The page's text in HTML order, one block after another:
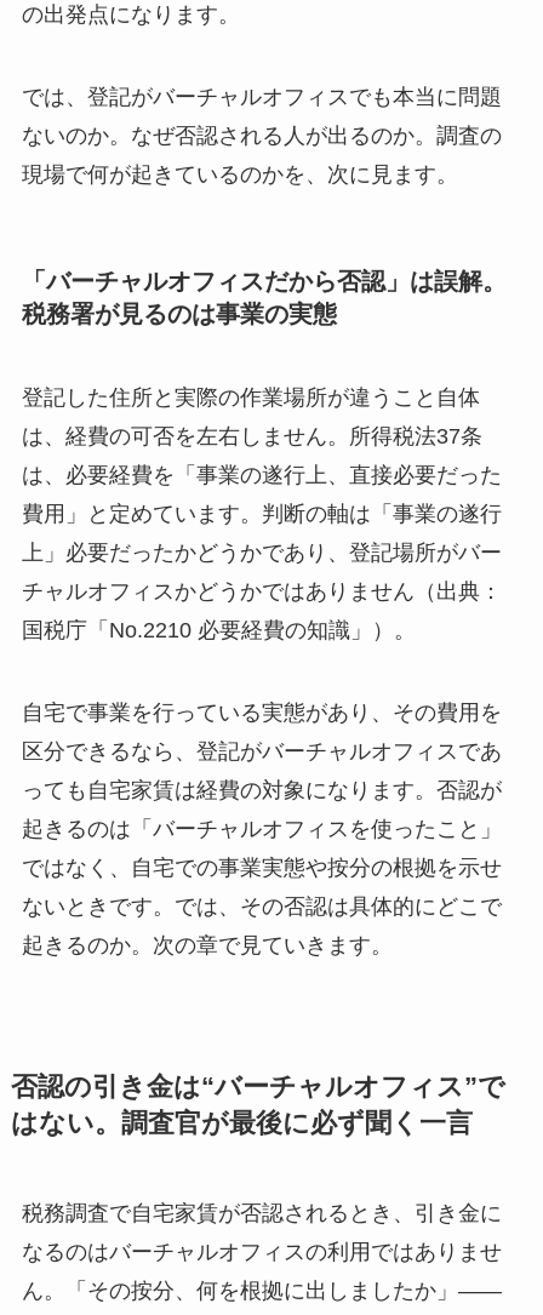
の出発点になります。
では、登記がバーチャルオフィスでも本当に問題
ないのか。なぜ否認される人が出るのか。調査の
現場で何が起きているのかを、次に見ます。
「バーチャルオフィスだから否認」は誤解。
税務署が見るのは事業の実態
登記した住所と実際の作業場所が違うこと自体
は、経費の可否を左右しません。所得税法37条
は、必要経費を「事業の遂行上、直接必要だった
費用」と定めています。判断の軸は「事業の遂行
上」必要だったかどうかであり、登記場所がバー
チャルオフィスかどうかではありません（出典：
国税庁「No.2210 必要経費の知識」）。
自宅で事業を行っている実態があり、その費用を
区分できるなら、登記がバーチャルオフィスであ
っても自宅家賃は経費の対象になります。否認が
起きるのは「バーチャルオフィスを使ったこと」
ではなく、自宅での事業実態や按分の根拠を示せ
ないときです。では、その否認は具体的にどこで
起きるのか。次の章で見ていきます。
否認の引き金は“バーチャルオフィス”で
はない。調査官が最後に必ず聞く一言
税務調査で自宅家賃が否認されるとき、引き金に
なるのはバーチャルオフィスの利用ではありませ
ん。「その按分、何を根拠に出しましたか」——